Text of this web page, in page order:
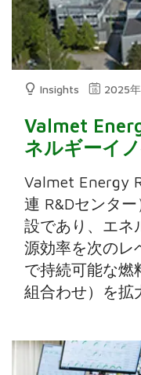
Insights 2025
Valmet
ネルギーイ
Valmet Energy
連 R&Dセンタ
設であり、エネ
源効率を次のレ
で持続可能な燃
組合わせ）を拡